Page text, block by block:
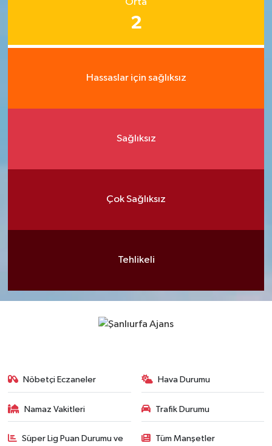
Orta
2
Hassaslar için sağlıksız
Sağlıksız
Çok Sağlıksız
Tehlikeli
Nöbetçi Eczaneler Hava Durumu
Namaz Vakitleri Trafik Durumu
Süper Lig Puan Durumu ve Tüm Manşetler